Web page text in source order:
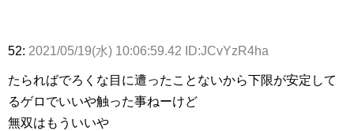
52: 2021/05/19(水) 10:06:59.42 ID:JCvYzR4ha
たらればでろくな目に遭ったことないから下限が安定して
るゲロでいいや触った事ねーけど
無双はもういいや